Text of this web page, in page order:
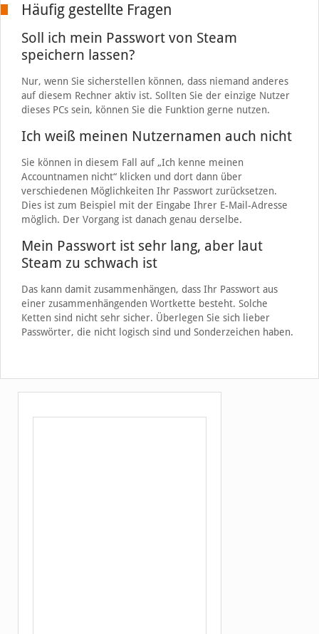
Häufig gestellte Fragen
Soll ich mein Passwort von Steam
speichern lassen?
Nur, wenn Sie sicherstellen können, dass niemand anderes
auf diesem Rechner aktiv ist. Sollten Sie der einzige Nutzer
dieses PCs sein, können Sie die Funktion gerne nutzen.
Ich weiß meinen Nutzernamen auch nicht
Sie können in diesem Fall auf „Ich kenne meinen
Accountnamen nicht“ klicken und dort dann über
verschiedenen Möglichkeiten Ihr Passwort zurücksetzen.
Dies ist zum Beispiel mit der Eingabe Ihrer E-Mail-Adresse
möglich. Der Vorgang ist danach genau derselbe.
Mein Passwort ist sehr lang, aber laut
Steam zu schwach ist
Das kann damit zusammenhängen, dass Ihr Passwort aus
einer zusammenhängenden Wortkette besteht. Solche
Ketten sind nicht sehr sicher. Überlegen Sie sich lieber
Passwörter, die nicht logisch sind und Sonderzeichen haben.